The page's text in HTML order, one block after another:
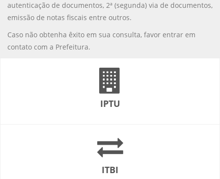
autenticação de documentos, 2ª (segunda) via de documentos,
emissão de notas fiscais entre outros.
Caso não obtenha êxito em sua consulta, favor entrar em
contato com a Prefeitura.
IPTU
ITBI